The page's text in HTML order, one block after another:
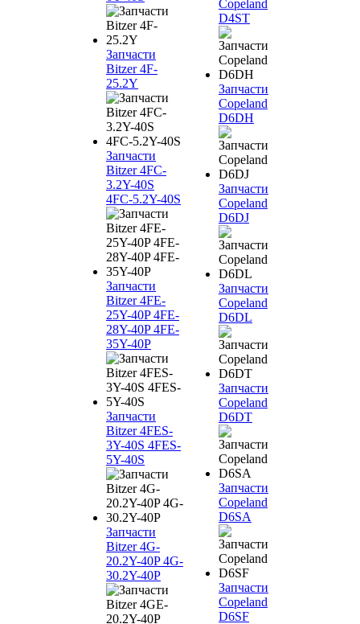
Запчасти
Bitzer 4F-
25.2Y
Запчасти
Bitzer 4FC-
3.2Y-40S
4FC-5.2Y-40S
Запчасти
Bitzer 4FE-
25Y-40P 4FE-
28Y-40P 4FE-
35Y-40P
Запчасти
Bitzer 4FES-
3Y-40S 4FES-
5Y-40S
Запчасти
Bitzer 4G-
20.2Y-40P 4G-
30.2Y-40P
Copeland
D4ST
Запчасти
Copeland
D6DH
Запчасти
Copeland
D6DJ
Запчасти
Copeland
D6DL
Запчасти
Copeland
D6DT
Запчасти
Copeland
D6SA
Запчасти
Copeland
D6SF